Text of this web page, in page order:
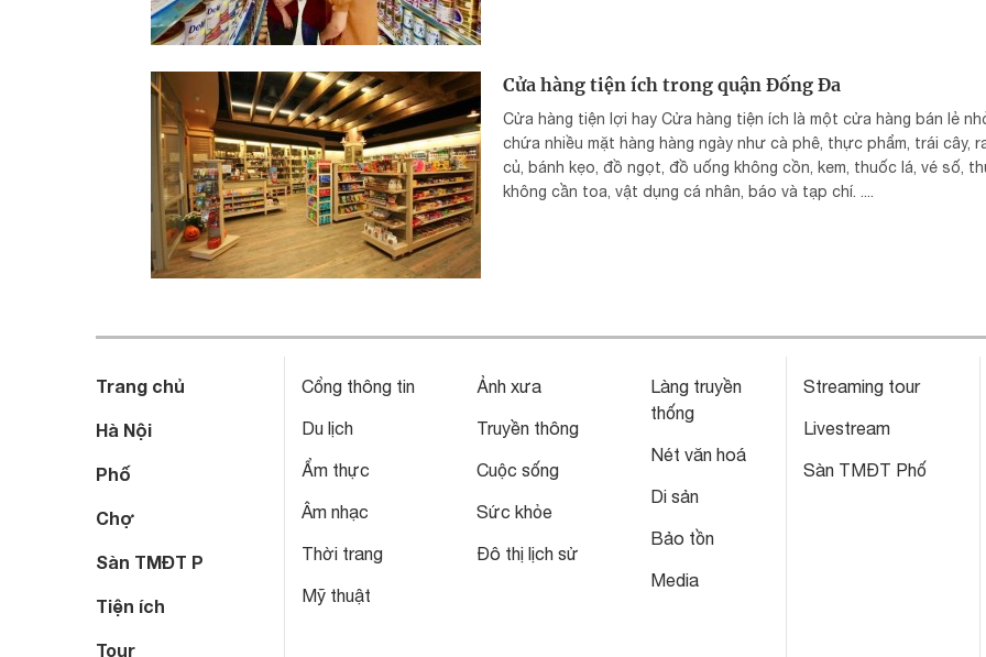
Cửa hàng tiện ích trong quận Đống Đa
Cửa hàng tiện lợi hay Cửa hàng tiện ích là một cửa hàng bán lẻ
chứa nhiều mặt hàng hàng ngày như cà phê, thực phẩm, trái cây,
củ, bánh kẹo, đồ ngọt, đồ uống không cồn, kem, thuốc lá, vé số,
không cần toa, vật dụng cá nhân, báo và tạp chí. ....
Trang chủ
Hà Nội
Phố
Chợ
Sàn TMĐT P
Tiện ích
Tour
Cổng thông tin
Du lịch
Ẩm thực
Âm nhạc
Thời trang
Mỹ thuật
Ảnh xưa
Truyền thông
Cuộc sống
Sức khỏe
Đô thị lịch sử
Làng truyền
thống
Nét văn hoá
Di sản
Bảo tồn
Media
Streaming tour
Livestream
Sàn TMĐT Phố